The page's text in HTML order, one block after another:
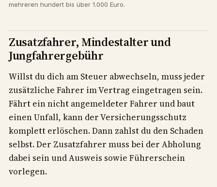
mehreren hundert bis über 1.000 Euro.
Zusatzfahrer, Mindestalter und
Jungfahrergebühr
Willst du dich am Steuer abwechseln, muss jeder
zusätzliche Fahrer im Vertrag eingetragen sein.
Fährt ein nicht angemeldeter Fahrer und baut
einen Unfall, kann der Versicherungsschutz
komplett erlöschen. Dann zahlst du den Schaden
selbst. Der Zusatzfahrer muss bei der Abholung
dabei sein und Ausweis sowie Führerschein
vorlegen.